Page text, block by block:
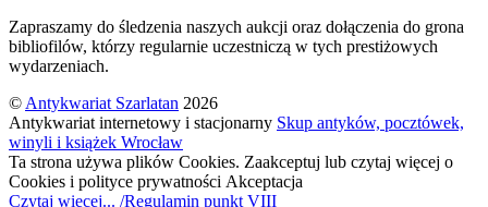
Zapraszamy do śledzenia naszych aukcji oraz dołączenia do grona
bibliofilów, którzy regularnie uczestniczą w tych prestiżowych
wydarzeniach.
© Antykwariat Szarlatan 2026
Antykwariat internetowy i stacjonarny Skup antyków, pocztówek,
winyli i książek Wrocław
Ta strona używa plików Cookies. Zaakceptuj lub czytaj więcej o
Cookies i polityce prywatności Akceptacja
Czytaj więcej... /Regulamin punkt VIII